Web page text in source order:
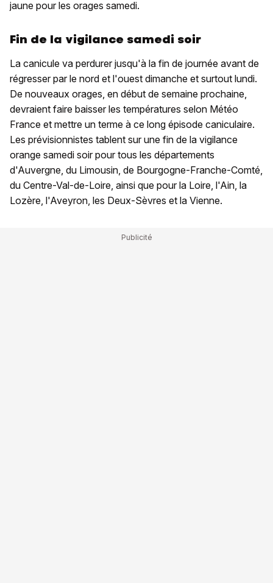
jaune pour les orages samedi.
Fin de la vigilance samedi soir
La canicule va perdurer jusqu'à la fin de journée avant de
régresser par le nord et l'ouest dimanche et surtout lundi.
De nouveaux orages, en début de semaine prochaine,
devraient faire baisser les températures selon Météo
France et mettre un terme à ce long épisode caniculaire.
Les prévisionnistes tablent sur une fin de la vigilance
orange samedi soir pour tous les départements
d'Auvergne, du Limousin, de Bourgogne-Franche-Comté,
du Centre-Val-de-Loire, ainsi que pour la Loire, l'Ain, la
Lozère, l'Aveyron, les Deux-Sèvres et la Vienne.